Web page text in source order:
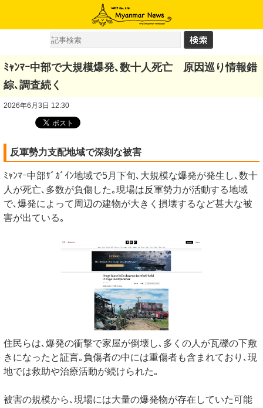
ﾐｬﾝﾏｰ中部で大規模爆発､数十人死亡 原因巡り情報錯
綜､調査続く
2026年6月3日 12:30
反軍勢力支配地域で深刻な被害
ﾐｬﾝﾏｰ中部ｻﾞｶﾞｲﾝ地域で5月下旬､大規模な爆発が発生し､数十
人が死亡､多数が負傷した｡現場は反軍勢力が活動する地域
で､爆発によって周辺の建物が大きく損壊するなど甚大な被
害が出ている｡
住民らは､爆発の衝撃で家屋が倒壊し､多くの人が瓦礫の下敷
きになったと証言｡負傷者の中には重傷者も含まれており､現
地では救助や治療活動が続けられた｡
被害の規模から､現場には大量の爆発物が存在していた可能